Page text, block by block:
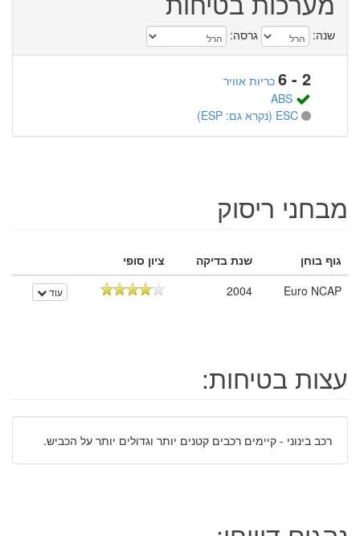
שנה: גרסה:
2 - 6
כריות אוויר
ABS
ESC (נקרא גם: ESP)
מבחני ריסוק
גוף בוחן שנת בדיקה
ציון סופי
Euro NCAP
2004 עוד
עצות בטיחות:
רכב בינוני - קיימים רכבים קטנים יותר וגדולים יותר על הכביש.